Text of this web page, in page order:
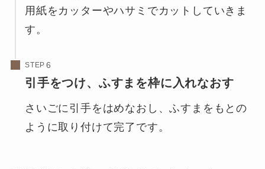
用紙をカッターやハサミでカットしていきま
す。
STEP
引手をつけ、ふすまを枠に入れなおす
さいごに引手をはめなおし、ふすまをもとの
ように取り付けて完了です。